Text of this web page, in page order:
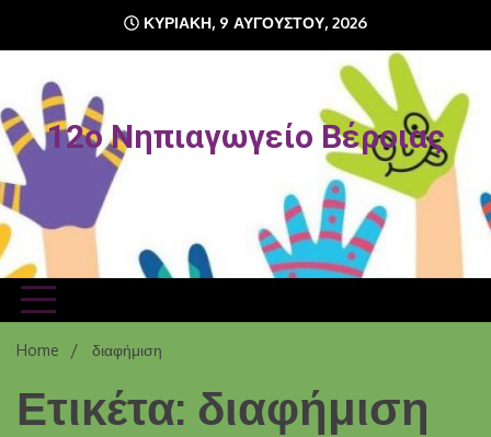
content
ΚΥΡΙΑΚΉ, 9 ΑΥΓΟΎΣΤΟΥ, 2026
12o Νηπιαγωγείο Βέροιας
Home διαφήμιση
Ετικέτα: διαφήμιση